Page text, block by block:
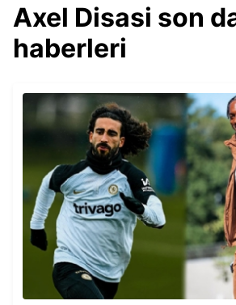
Axel Disasi son
haberleri